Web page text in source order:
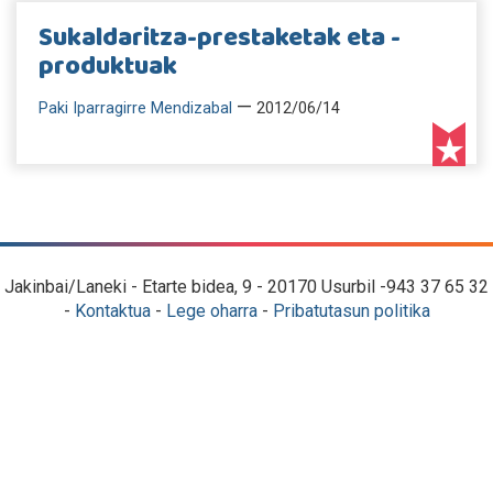
Sukaldaritza-prestaketak eta -
produktuak
Paki Iparragirre Mendizabal — 2012/06/14
Jakinbai/Laneki - Etarte bidea, 9 - 20170 Usurbil -943 37 65 32
- Kontaktua- Lege oharra- Pribatutasun politika